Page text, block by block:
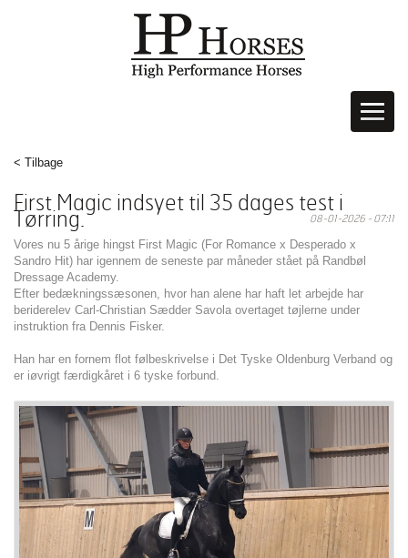
< Tilbage
First Magic indsyet til 35 dages test i
Tørring. 08-01-2026 - 07:11
Vores nu 5 årige hingst First Magic (For Romance x Desperado x
Sandro Hit) har igennem de seneste par måneder stået på Randbøl
Dressage Academy.
Efter bedækningssæsonen, hvor han alene har haft let arbejde har
beriderelev Carl-Christian Sædder Savola overtaget tøjlerne under
instruktion fra Dennis Fisker.
Han har en fornem flot følbeskrivelse i Det Tyske Oldenburg Verband og
er iøvrigt færdigkåret i 6 tyske forbund.